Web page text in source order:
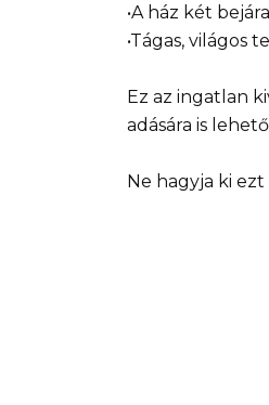
•A ház két
•Tágas, világos
Ez az ingatlan
adására is
Ne hagyja ki